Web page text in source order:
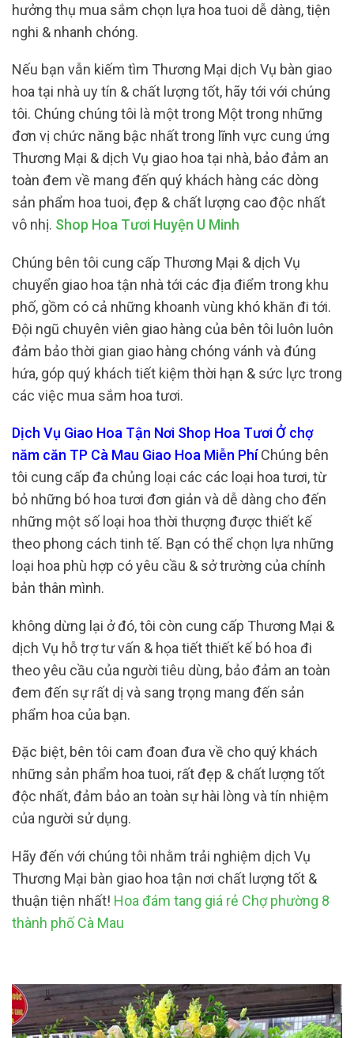
hưởng thụ mua sắm chọn lựa hoa tuoi dễ dàng, tiện
nghi & nhanh chóng.
Nếu bạn vẫn kiếm tìm Thương Mại dịch Vụ bàn giao
hoa tại nhà uy tín & chất lượng tốt, hãy tới với chúng
tôi. Chúng chúng tôi là một trong Một trong những
đơn vị chức năng bậc nhất trong lĩnh vực cung ứng
Thương Mại & dịch Vụ giao hoa tại nhà, bảo đảm an
toàn đem về mang đến quý khách hàng các dòng
sản phẩm hoa tuoi, đẹp & chất lượng cao độc nhất
vô nhị. Shop Hoa Tươi Huyện U Minh
Chúng bên tôi cung cấp Thương Mại & dịch Vụ
chuyển giao hoa tận nhà tới các địa điểm trong khu
phố, gồm có cả những khoanh vùng khó khăn đi tới.
Đội ngũ chuyên viên giao hàng của bên tôi luôn luôn
đảm bảo thời gian giao hàng chóng vánh và đúng
hứa, góp quý khách tiết kiệm thời hạn & sức lực trong
các việc mua sắm hoa tươi.
Dịch Vụ Giao Hoa Tận Nơi Shop Hoa Tươi Ở chợ
năm căn TP Cà Mau Giao Hoa Miễn PhíChúng bên
tôi cung cấp đa chủng loại các các loại hoa tươi, từ
bỏ những bó hoa tươi đơn giản và dễ dàng cho đến
những một số loại hoa thời thượng được thiết kế
theo phong cách tinh tế. Bạn có thể chọn lựa những
loại hoa phù hợp có yêu cầu & sở trường của chính
bản thân mình.
không dừng lại ở đó, tôi còn cung cấp Thương Mại &
dịch Vụ hỗ trợ tư vấn & họa tiết thiết kế bó hoa đi
theo yêu cầu của người tiêu dùng, bảo đảm an toàn
đem đến sự rất dị và sang trọng mang đến sản
phẩm hoa của bạn.
Đặc biệt, bên tôi cam đoan đưa về cho quý khách
những sản phẩm hoa tuoi, rất đẹp & chất lượng tốt
độc nhất, đảm bảo an toàn sự hài lòng và tín nhiệm
của người sử dụng.
Hãy đến với chúng tôi nhằm trải nghiệm dịch Vụ
Thương Mại bàn giao hoa tận nơi chất lượng tốt &
thuận tiện nhất! Hoa đám tang giá rẻ Chợ phường 8
thành phố Cà Mau